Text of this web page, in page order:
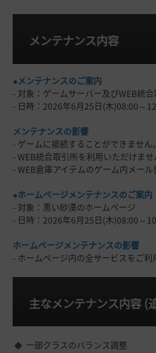
メンテナンス内容
●メンテナンスのご案内
- 対象：ゲームサーバー及びWEB統
- 日時：2026年6月25日(木)08:00～
メンテナンスの影響
- ゲームに接続することができません。
- WEB統合取引所を利用いただけませ
- WEB倉庫アイテムのゲーム内メール
●ホームページメンテナンスのご案内
- 対象：黒い砂漠のホームページ
- 日時：2026年6月25日(木)08:00～
ホームページメンテナンスの影響
- ホームページ内の全サービスをご利
主なメンテナンス内容 (
一部クラスのバランス調整